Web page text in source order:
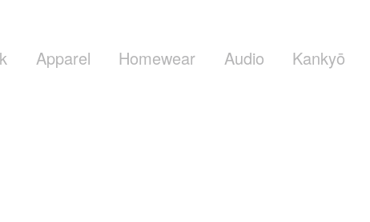
Apparel Homewear Audio Kankyō